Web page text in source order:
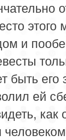
этого
и
быть его
ей
как